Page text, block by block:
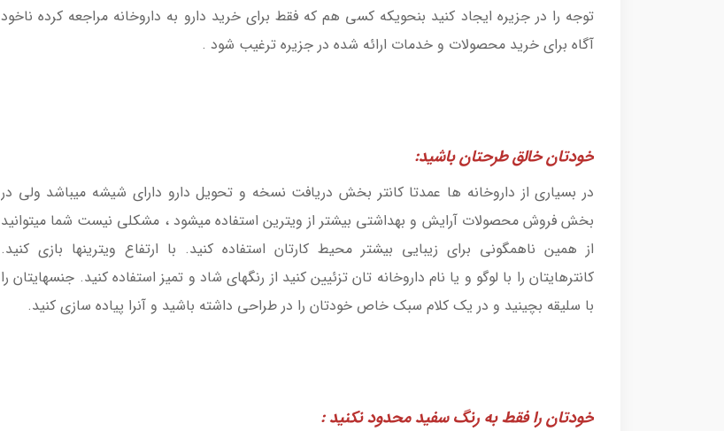
توجه را در جزیره ایجاد کنید بنحویکه کسی هم که فقط برای خرید دارو به داروخانه مراجعه کرده ناخود
آگاه برای خرید محصولات و خدمات ارائه شده در جزیره ترغیب شود .
خودتان خالق طرحتان باشید:
در بسیاری از داروخانه ها عمدتا کانتر بخش دریافت نسخه و تحویل دارو دارای شیشه میباشد ولی در
بخش فروش محصولات آرایش و بهداشتی بیشتر از ویترین استفاده میشود ، مشکلی نیست شما میتوانید
از همین ناهمگونی برای زیبایی بیشتر محیط کارتان استفاده کنید. با ارتفاع ویترینها بازی کنید.
کانترهایتان را با لوگو و یا نام داروخانه تان تزئیین کنید از رنگهای شاد و تمیز استفاده کنید. جنسهایتان را
با سلیقه بچینید و در یک کلام سبک خاص خودتان را در طراحی داشته باشید و آنرا پیاده سازی کنید.
خودتان را فقط به رنگ سفید محدود نکنید :